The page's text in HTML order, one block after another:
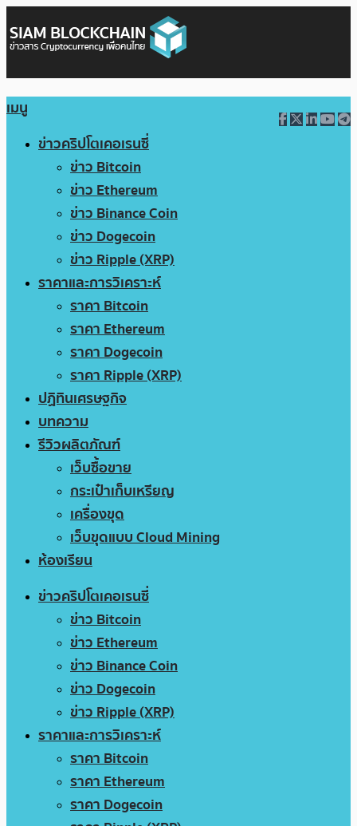
เมนู
ข่าวคริปโตเคอเรนซี่
ข่าว Bitcoin
ข่าว Ethereum
ข่าว Binance Coin
ข่าว Dogecoin
ข่าว Ripple (XRP)
ราคาและการวิเคราะห์
ราคา Bitcoin
ราคา Ethereum
ราคา Dogecoin
ราคา Ripple (XRP)
ปฏิทินเศรษฐกิจ
บทความ
รีวิวผลิตภัณฑ์
เว็บซื้อขาย
กระเป๋าเก็บเหรียญ
เครื่องขุด
เว็บขุดแบบ Cloud Mining
ห้องเรียน
ข่าวคริปโตเคอเรนซี่
ข่าว Bitcoin
ข่าว Ethereum
ข่าว Binance Coin
ข่าว Dogecoin
ข่าว Ripple (XRP)
ราคาและการวิเคราะห์
ราคา Bitcoin
ราคา Ethereum
ราคา Dogecoin